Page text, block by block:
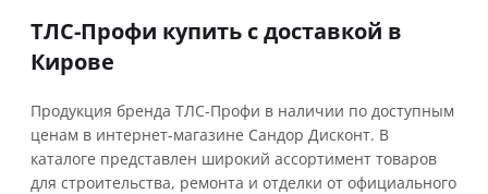
ТЛС-Профи купить с доставкой в
Кирове
Продукция бренда ТЛС-Профи в наличии по доступным
ценам в интернет-магазине Сандор Дисконт. В
каталоге представлен широкий ассортимент товаров
для строительства, ремонта и отделки от официального